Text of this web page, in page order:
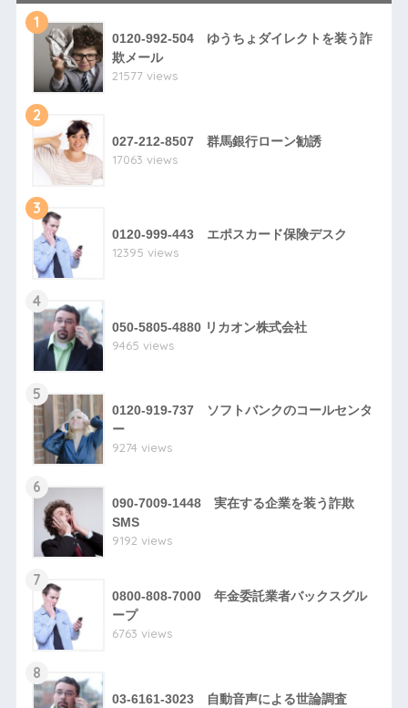
1
0120-992-504 ゆうちょダイレクトを装う詐
欺メール
21577 views
2
027-212-8507 群馬銀行ローン勧誘
17063 views
3
0120-999-443 エポスカード保険デスク
12395 views
4
050-5805-4880 リカオン株式会社
9465 views
5
0120-919-737 ソフトバンクのコールセンタ
ー
9274 views
6
090-7009-1448 実在する企業を装う詐欺
SMS
9192 views
7
0800-808-7000 年金委託業者バックスグル
ープ
6763 views
8
03-6161-3023 自動音声による世論調査